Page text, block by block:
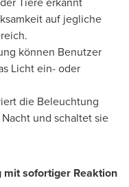
auf jegliche
können Benutzer
Licht ein- oder
die Beleuchtung
und schaltet sie
sofortiger Reaktion